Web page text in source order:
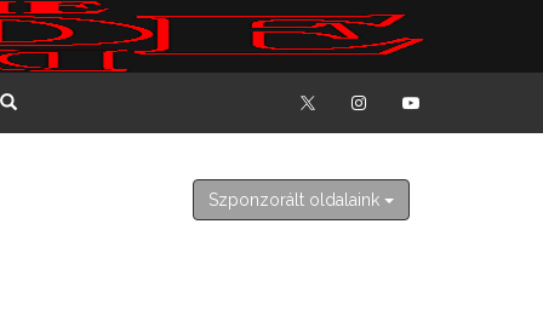
2026. augusztus 8. szombat
László
Szponzorált oldalaink